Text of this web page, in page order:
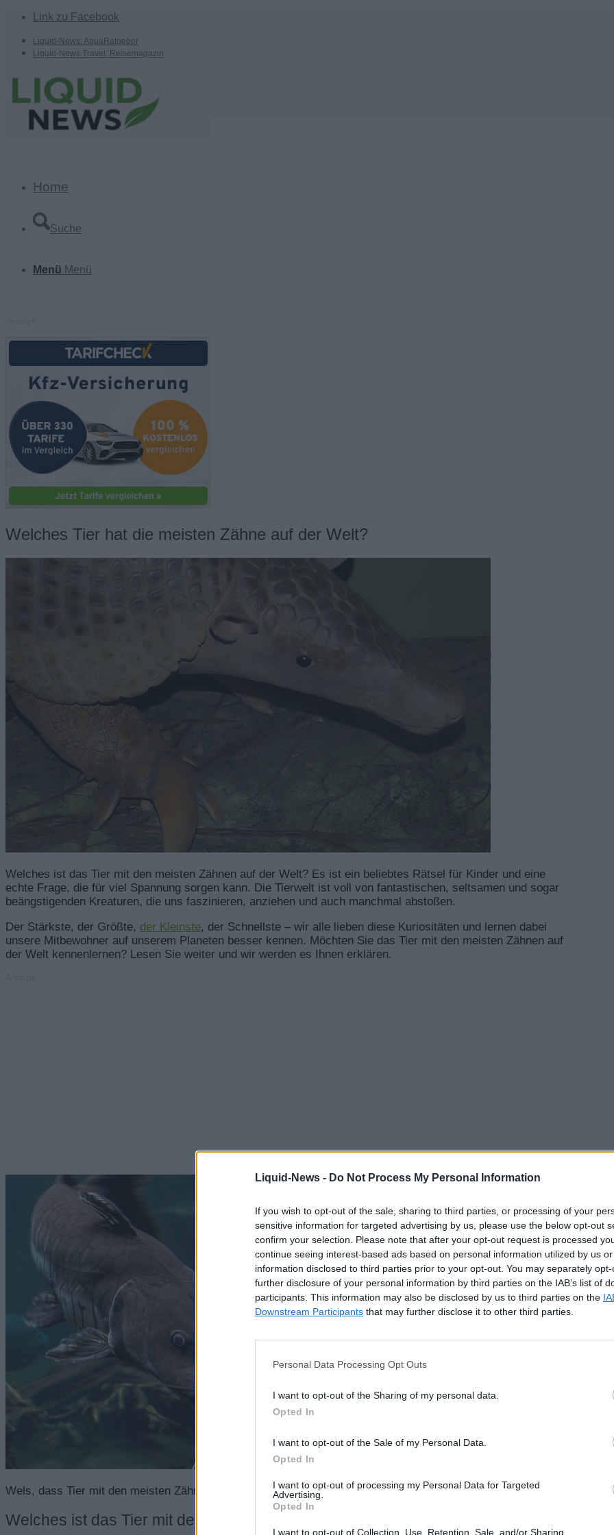
Liquid-News - Do Not Process My Personal Information
If you wish to opt-out of the sale, sharing to third parties, or processing of your
sensitive information for targeted advertising by us, please use the below opt-out
confirm your selection. Please note that after your opt-out request is processed
continue seeing interest-based ads based on personal information utilized by us
information disclosed to third parties prior to your opt-out. You may separately
further disclosure of your personal information by third parties on the IAB’s list of
participants. This information may also be disclosed by us to third parties on the
Downstream Participants that may further disclose it to other third parties.
Personal Data Processing Opt Outs
I want to opt-out of the Sharing of my personal data.
Opted In
I want to opt-out of the Sale of my Personal Data.
Opted In
I want to opt-out of processing my Personal Data for Targeted
Advertising.
Opted In
I want to opt-out of Collection, Use, Retention, Sale, and/or Sharing
Link zu Facebook
Liquid-News: AquaRatgeber
Liquid-News Travel: Reisemagazin
Home
Suche
Menü Menü
Welches Tier hat die meisten Zähne auf der Welt?
Welches ist das Tier mit den meisten Zähnen auf der Welt? Es ist ein beliebtes Rätsel für Kinder und eine
echte Frage, die für viel Spannung sorgen kann. Die Tierwelt ist voll von fantastischen, seltsamen und sogar
beängstigenden Kreaturen, die uns faszinieren, anziehen und auch manchmal abstoßen.
Der Stärkste, der Größte, der Kleinste, der Schnellste – wir alle lieben diese Kuriositäten und lernen dabei
unsere Mitbewohner auf unserem Planeten besser kennen. Möchten Sie das Tier mit den meisten Zähnen auf
der Welt kennenlernen? Lesen Sie weiter und wir werden es Ihnen erklären.
Wels, dass Tier mit den meisten Zähnen
Welches ist das Tier mit den meisten Zähnen?